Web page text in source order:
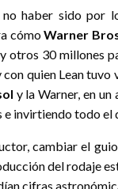
haber sido por
cómoWarner
otros 30 millones
quien Lean
y la Warner, en
invirtiendo todo el
cambiar el
del rodaje
cifras